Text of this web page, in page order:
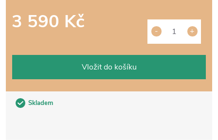
Skladem
3 590 Kč
Vložit do košíku